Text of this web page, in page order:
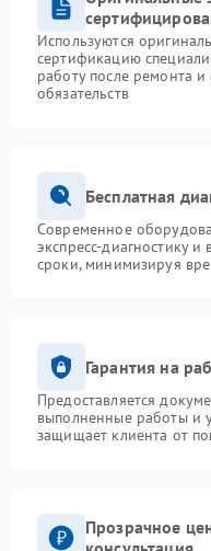
Используются
сертификацию
работу после ремонта
обязательств
Бесплатная
Современное
экспресс-диагностику
сроки, минимизируя
Гарантия на
Предоставляется
выполненные работы и
защищает клиента от
Прозрачное